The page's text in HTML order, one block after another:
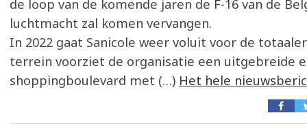
de loop van de komende jaren de F-16 van de
luchtmacht zal komen vervangen.
In 2022 gaat Sanicole weer voluit voor de
terrein voorziet de organisatie een uitgebreide
shoppingboulevard met (…) Het hele